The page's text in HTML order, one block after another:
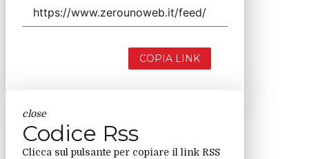
COPIA LINK
close
Codice Rss
Clicca sul pulsante per copiare il link RSS